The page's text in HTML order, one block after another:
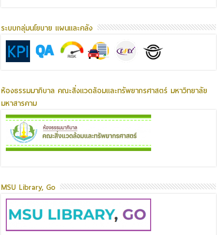
ระบบกลุ่มนโยบาย แผนและคลัง
ห้องธรรมมาภิบาล คณะสิ่งแวดล้อมและทรัพยากรศาสตร์ มหาวิทยาลัย
มหาสารคาม
MSU Library, Go